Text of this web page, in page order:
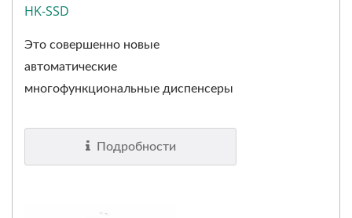
HK-SSD
Это совершенно новые
автоматические
многофункциональные диспенсеры
Подробности